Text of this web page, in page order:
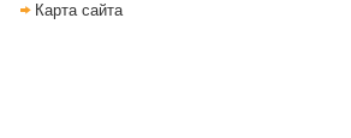
Карта сайта